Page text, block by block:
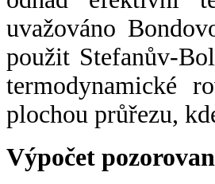
uvažováno
použit Stefanův-
termodynamické
plochou průřezu,
Výpočet